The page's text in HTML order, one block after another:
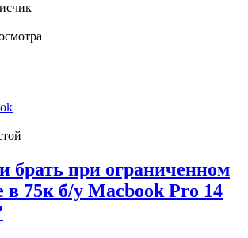
брать при ограниченном
в 75к б/у Macbook Pro 14